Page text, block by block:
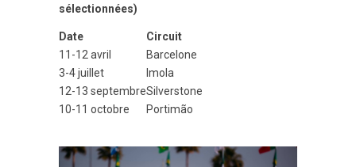
sélectionnées)
Date
Circuit
11-12 avril
Barcelone
3-4 juillet
Imola
12-13 septembreSilverstone
10-11 octobre
Portimão